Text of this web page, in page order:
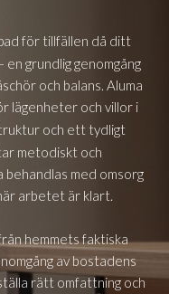
för tillfällen då ditt
en grundlig genomgång
och balans. Aluma
lägenheter och villor i
och ett tydligt
metodiskt och
med omsorg
arbetet är klart.
hemmets faktiska
av bostadens
rätt omfattning och